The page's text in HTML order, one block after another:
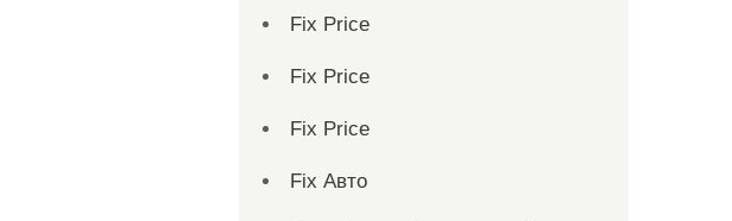
Fix Price
Fix Price
Fix Price
Fix Авто